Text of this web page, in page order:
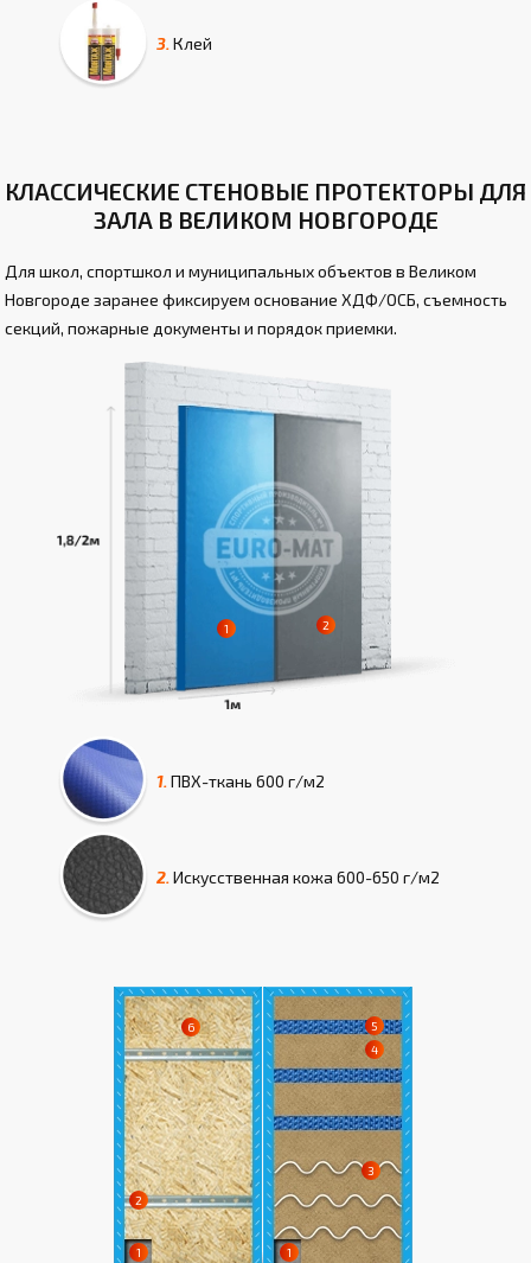
3. Клей
КЛАССИЧЕСКИЕ СТЕНОВЫЕ ПРОТЕКТОРЫ ДЛЯ
ЗАЛА В ВЕЛИКОМ НОВГОРОДЕ
Для школ, спортшкол и муниципальных объектов в Великом
Новгороде заранее фиксируем основание ХДФ/ОСБ, съемность
секций, пожарные документы и порядок приемки.
1. ПВХ-ткань 600 г/м2
2. Искусcтвенная кожа 600-650 г/м2